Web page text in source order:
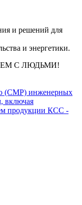
и решений для
и энергетики.
С ЛЮДЬМИ!
(СМР) инженерных
включая
продукции КСС -